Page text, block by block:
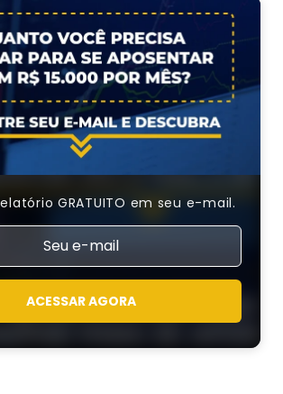
GRATUITO em seu e-mail.
ACESSAR AGORA